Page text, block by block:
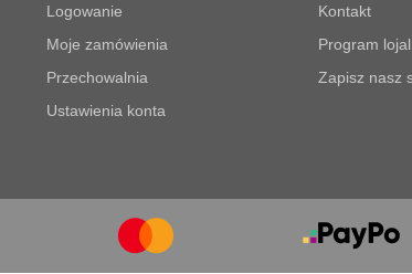
Logowanie
Moje zamówienia
Przechowalnia
Ustawienia konta
Kontakt
Program
Zapisz nasz